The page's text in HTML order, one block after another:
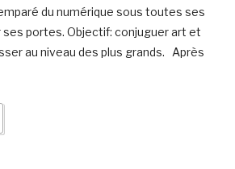
du numérique sous toutes ses
portes. Objectif: conjuguer art et
au niveau des plus grands. Après